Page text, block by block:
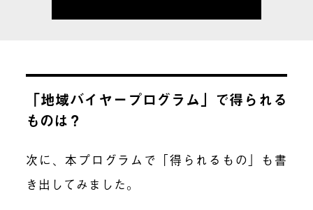
「地域バイヤープログラム」で得られる
ものは？
次に、本プログラムで「得られるもの」も書
き出してみました。